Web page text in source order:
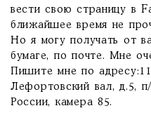
вести свою страницу в
ближайшее время не
Но я могу получать от
бумаге, по почте. Мне
Пишите мне по
Лефортовский вал, д.5,
России, камера 85.